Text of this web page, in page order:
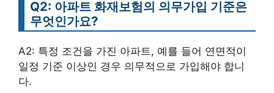
Q2: 아파트 화재보험의 의무가입 기준은
무엇인가요?
A2: 특정 조건을 가진 아파트, 예를 들어 연면적이
일정 기준 이상인 경우 의무적으로 가입해야 합니
다.